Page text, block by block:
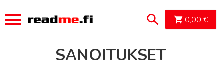
0,00 €
SANOITUKSET